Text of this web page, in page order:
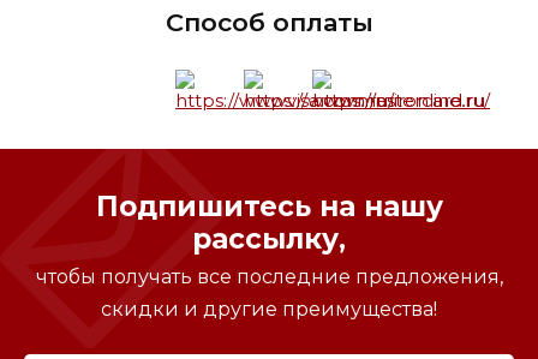
Способ оплаты
Подпишитесь на нашу
рассылку,
чтобы получать все последние предложения,
скидки и другие преимущества!